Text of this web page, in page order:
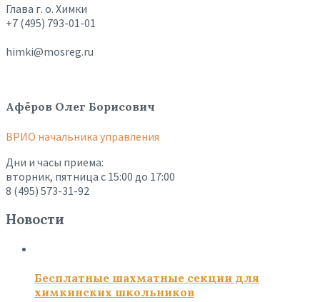
Глава г. о. Химки
+7 (495) 793-01-01
himki@mosreg.ru
Афёров Олег Борисович
ВРИО начальника управления
Дни и часы приема:
вторник, пятница с 15:00 до 17:00
8 (495) 573-31-92
Новости
Бесплатные шахматные секции для
химкинских школьников